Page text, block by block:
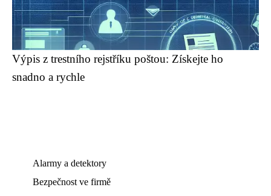
Výpis z trestního rejstříku poštou: Získejte ho
snadno a rychle
Alarmy a detektory
Bezpečnost ve firmě